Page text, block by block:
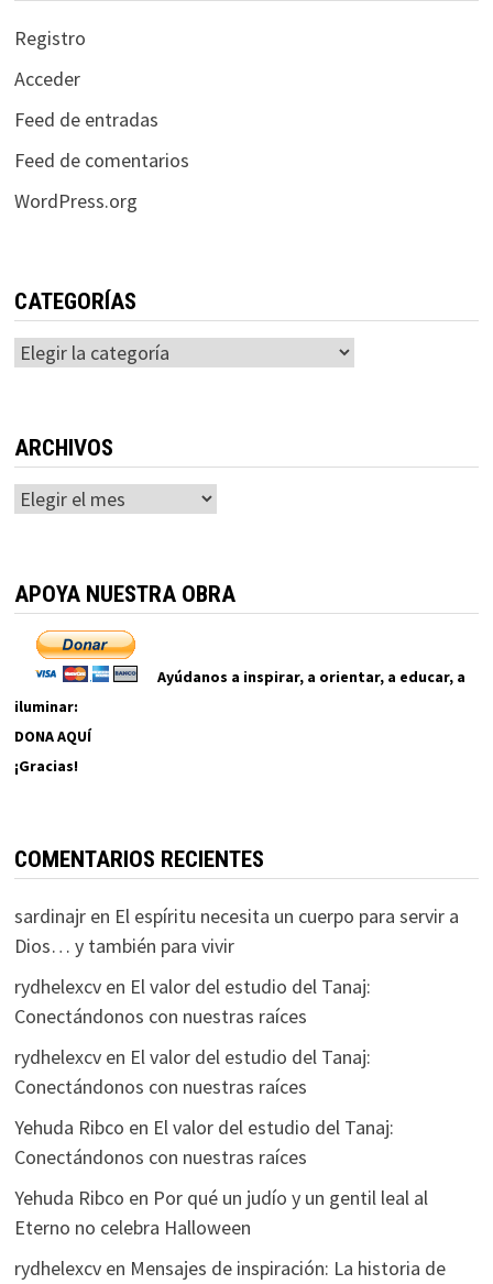
Registro
Acceder
Feed de entradas
Feed de comentarios
WordPress.org
CATEGORÍAS
Categorías
ARCHIVOS
Archivos
APOYA NUESTRA OBRA
Ayúdanos a inspirar, a orientar, a educar, a
iluminar:
DONA AQUÍ
¡Gracias!
COMENTARIOS RECIENTES
sardinajren El espíritu necesita un cuerpo para servir a
Dios… y también para vivir
rydhelexcven El valor del estudio del Tanaj:
Conectándonos con nuestras raíces
rydhelexcven El valor del estudio del Tanaj:
Conectándonos con nuestras raíces
Yehuda Ribco en El valor del estudio del Tanaj:
Conectándonos con nuestras raíces
Yehuda Ribco en Por qué un judío y un gentil leal al
Eterno no celebra Halloween
rydhelexcven Mensajes de inspiración: La historia de